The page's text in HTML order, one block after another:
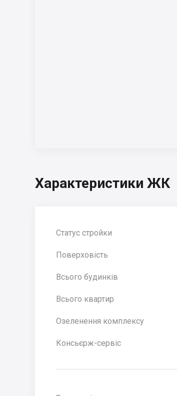
Характеристики ЖК
Статус стройки
Поверховість
Всього будинків
Всього квартир
Озеленення комплексу
Консьєрж-сервіс